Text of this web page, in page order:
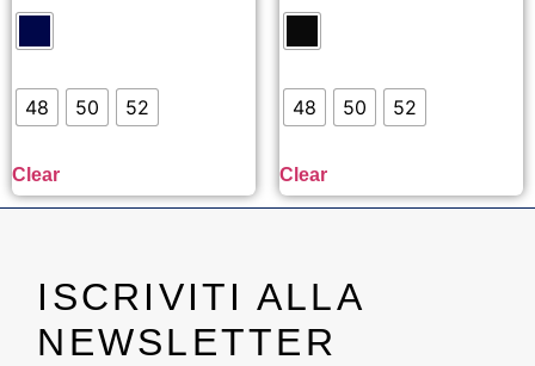
48 50 52
Clear
48 50 52
Clear
ISCRIVITI ALLA
NEWSLETTER